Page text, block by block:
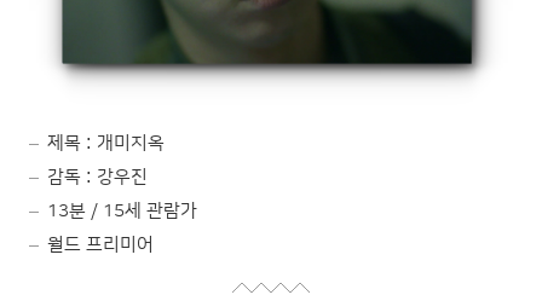
제목 : 개미지옥
감독 : 강우진
13분 / 15세 관람가
월드 프리미어